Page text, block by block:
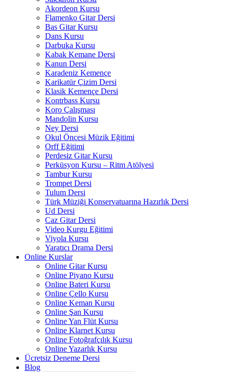
Akordeon Kursu
Flamenko Gitar Dersi
Bas Gitar Kursu
Dans Kursu
Darbuka Kursu
Kabak Kemane Dersi
Kanun Dersi
Karadeniz Kemençe
Karikatür Çizim Dersi
Klasik Kemençe Dersi
Kontrbass Kursu
Koro Çalışması
Mandolin Kursu
Ney Dersi
Okul Öncesi Müzik Eğitimi
Orff Eğitimi
Perdesiz Gitar Kursu
Perküsyon Kursu – Ritm Atölyesi
Tambur Kursu
Trompet Dersi
Tulum Dersi
Türk Müziği Konservatuarına Hazırlık Dersi
Ud Dersi
Caz Gitar Dersi
Video Kurgu Eğitimi
Viyola Kursu
Yaratıcı Drama Dersi
Online Kurslar
Online Gitar Kursu
Online Piyano Kursu
Online Bateri Kursu
Online Çello Kursu
Online Keman Kursu
Online Şan Kursu
Online Yan Flüt Kursu
Online Klarnet Kursu
Online Fotoğrafçılık Kursu
Online Yazarlık Kursu
Ücretsiz Deneme Dersi
Blog